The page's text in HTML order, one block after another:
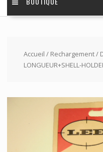
Accueil / Rechargement/
LONGUEUR+SHELL-